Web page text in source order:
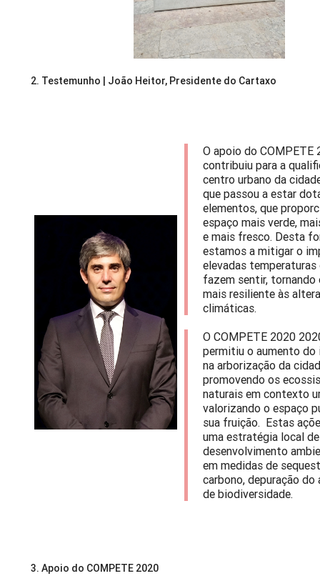
2. Testemunho | João Heitor, Presidente do Cartaxo
O apoio do COMPETE
contribuiu para a
centro urbano da
que passou a estar
elementos, que
espaço mais verde,
e mais fresco. Desta
estamos a mitigar o
elevadas temperaturas
fazem sentir, tornando
mais resiliente às
climáticas.
O COMPETE 2020
permitiu o aumento
na arborização da
promovendo os
naturais em contexto
valorizando o espaço
sua fruição. Estas
uma estratégia local de
desenvolvimento
em medidas de
carbono, depuração do
de biodiversidade.
3. Apoio do COMPETE 2020